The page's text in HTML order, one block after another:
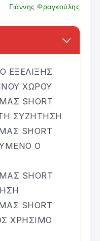
Γιάννης Φραγκούλης
ΕΞΕΛΙΞΗΣ
ΧΩΡΟΥ
SHORT
ΣΥΖΗΤΗΣΗ
SHORT
Ο
SHORT
SHORT
ΧΡΗΣΙΜΟ